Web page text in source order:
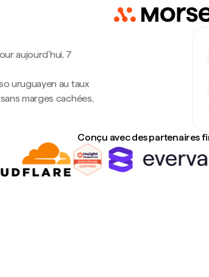
aujourd’hui, 7
uruguayen au taux
marges cachées,
Conçu avec des partenaires